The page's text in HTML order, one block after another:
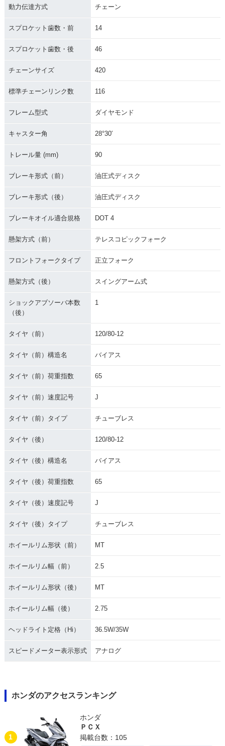
動力伝達方式 チェーン
スプロケット歯数・前 14
スプロケット歯数・後 46
チェーンサイズ 420
標準チェーンリンク数 116
フレーム型式 ダイヤモンド
キャスター角 28°30′
トレール量 (mm) 90
ブレーキ形式（前） 油圧式ディスク
ブレーキ形式（後） 油圧式ディスク
ブレーキオイル適合規格 DOT 4
懸架方式（前） テレスコピックフォーク
フロントフォークタイプ 正立フォーク
懸架方式（後） スイングアーム式
ショックアブソーバ本数
（後）
1
タイヤ（前） 120/80-12
タイヤ（前）構造名 バイアス
タイヤ（前）荷重指数 65
タイヤ（前）速度記号 J
タイヤ（前）タイプ チューブレス
タイヤ（後） 120/80-12
タイヤ（後）構造名 バイアス
タイヤ（後）荷重指数 65
タイヤ（後）速度記号 J
タイヤ（後）タイプ チューブレス
ホイールリム形状（前） MT
ホイールリム幅（前） 2.5
ホイールリム形状（後） MT
ホイールリム幅（後） 2.75
ヘッドライト定格（Hi） 36.5W/35W
スピードメーター表示形式 アナログ
ホンダのアクセスランキング
1
ホンダ
ＰＣＸ
掲載台数：105